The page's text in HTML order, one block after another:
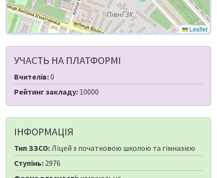
Leaflet
УЧАСТЬ НА ПЛАТФОРМІ
Вчителів:0
Рейтинг закладу: 10000
ІНФОРМАЦІЯ
Тип ЗЗСО:Ліцей з початковою школою та гімназією
Ступінь: 2976